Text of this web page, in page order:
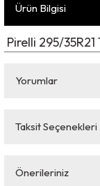
Ürün Bilgisi
Pirelli 295/
Yorumlar
Taksit Seçenekleri
Önerileriniz